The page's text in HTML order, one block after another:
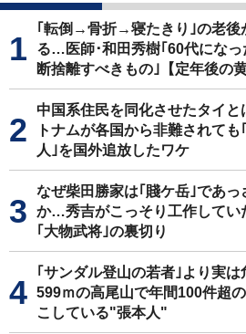
｢転倒→骨折→寝たきり｣の老後
る…医師･和田秀樹｢60代になっ
断捨離すべきもの｣【定年後の
中国系住民を同化させたタイ
トナムが各国から非難されても
人｣を国外追放したワケ
なぜ柴田勝家は｢賤ケ岳｣であっ
か…秀吉がこっそり工作してい
｢大物武将｣の裏切り
｢サンダル登山の若者｣より実
599ｍの高尾山で年間100件超
こしている"張本人"